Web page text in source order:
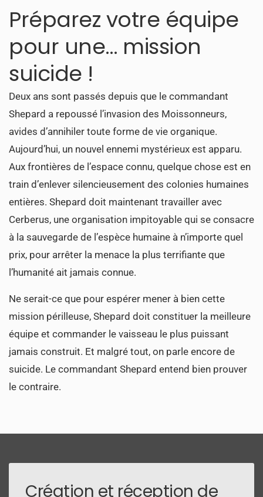
Préparez votre équipe
pour une… mission
suicide !
Deux ans sont passés depuis que le commandant
Shepard a repoussé l’invasion des Moissonneurs,
avides d’annihiler toute forme de vie organique.
Aujourd’hui, un nouvel ennemi mystérieux est apparu.
Aux frontières de l’espace connu, quelque chose est en
train d’enlever silencieusement des colonies humaines
entières. Shepard doit maintenant travailler avec
Cerberus, une organisation impitoyable qui se consacre
à la sauvegarde de l’espèce humaine à n’importe quel
prix, pour arrêter la menace la plus terrifiante que
l’humanité ait jamais connue.
Ne serait-ce que pour espérer mener à bien cette
mission périlleuse, Shepard doit constituer la meilleure
équipe et commander le vaisseau le plus puissant
jamais construit. Et malgré tout, on parle encore de
suicide. Le commandant Shepard entend bien prouver
le contraire.
Création et réception de